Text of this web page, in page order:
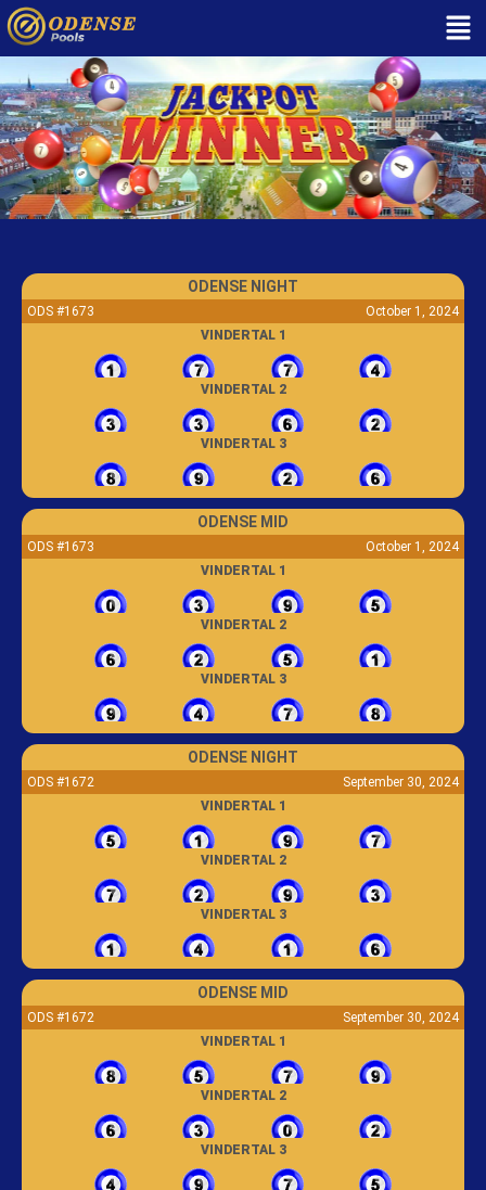
ODENSE NIGHT
ODS #1673
October 1, 2024
VINDERTAL 1
VINDERTAL 2
VINDERTAL 3
ODENSE MID
ODS #1673
October 1, 2024
VINDERTAL 1
VINDERTAL 2
VINDERTAL 3
ODENSE NIGHT
ODS #1672
September 30, 2024
VINDERTAL 1
VINDERTAL 2
VINDERTAL 3
ODENSE MID
ODS #1672
September 30, 2024
VINDERTAL 1
VINDERTAL 2
VINDERTAL 3